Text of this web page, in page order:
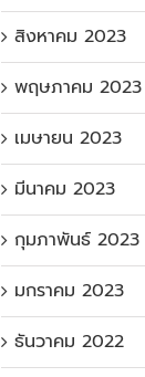
สิงหาคม 2023
พฤษภาคม 2023
เมษายน 2023
มีนาคม 2023
กุมภาพันธ์ 2023
มกราคม 2023
ธันวาคม 2022